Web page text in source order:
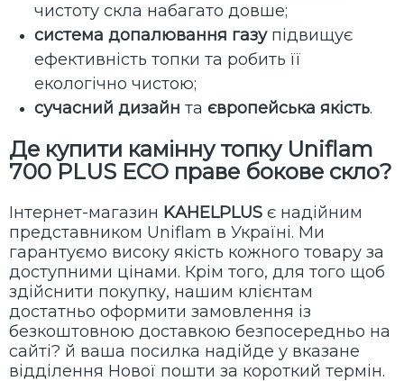
чистоту скла набагато довше;
система допалювання газупідвищує
ефективність топки та робить її
екологічно чистою;
сучасний дизайн та європейська якість.
Де купити камінну топку Uniflam
700 PLUS ECO праве бокове скло?
Інтернет-магазин KAHELPLUS є надійним
представником Uniflam в Україні. Ми
гарантуємо високу якість кожного товару за
доступними цінами. Крім того, для того щоб
здійснити покупку, нашим клієнтам
достатньо оформити замовлення із
безкоштовною доставкою безпосередньо на
сайті? й ваша посилка надійде у вказане
відділення Нової пошти за короткий термін.